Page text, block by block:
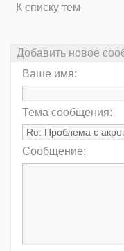
К списку тем
Добавить новое
Ваше имя:
Тема сообщения:
Сообщение: